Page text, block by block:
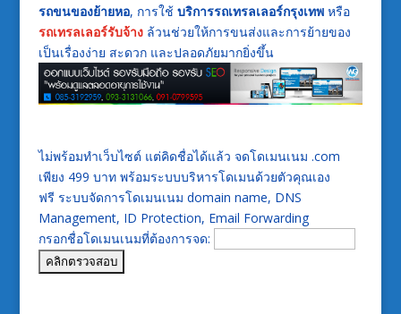
รถขนของย้ายหอ, การใช้ บริการรถเทรลเลอร์กรุงเทพหรือ
รถเทรลเลอร์รับจ้างล้วนช่วยให้การขนส่งและการย้ายของ
เป็นเรื่องง่าย สะดวก และปลอดภัยมากยิ่งขึ้น
ไม่พร้อมทำเว็บไซต์ แต่คิดชื่อได้แล้ว จดโดเมนเนม .com
เพียง 499 บาท พร้อมระบบบริหารโดเมนด้วยตัวคุณเอง
ฟรี ระบบจัดการโดเมนเนม domain name, DNS
Management, ID Protection, Email Forwarding
กรอกชื่อโดเมนเนมที่ต้องการจด: